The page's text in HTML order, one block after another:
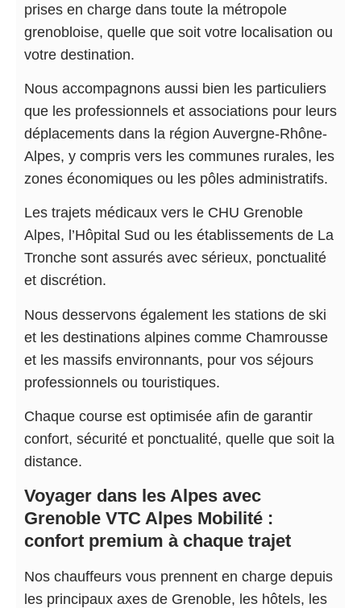
prises en charge dans toute la métropole
grenobloise, quelle que soit votre localisation ou
votre destination.
Nous accompagnons aussi bien les particuliers
que les professionnels et associations pour leurs
déplacements dans la région Auvergne-Rhône-
Alpes, y compris vers les communes rurales, les
zones économiques ou les pôles administratifs.
Les trajets médicaux vers le CHU Grenoble
Alpes, l’Hôpital Sud ou les établissements de La
Tronche sont assurés avec sérieux, ponctualité
et discrétion.
Nous desservons également les stations de ski
et les destinations alpines comme Chamrousse
et les massifs environnants, pour vos séjours
professionnels ou touristiques.
Chaque course est optimisée afin de garantir
confort, sécurité et ponctualité, quelle que soit la
distance.
Voyager dans les Alpes avec
Grenoble VTC Alpes Mobilité :
confort premium à chaque trajet
Nos chauffeurs vous prennent en charge depuis
les principaux axes de Grenoble, les hôtels, les